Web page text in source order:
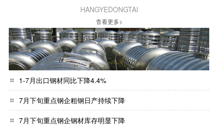
HANGYEDONGTAI
杳看更多>
1-7月出口钢材同比下降4.4%
7月下旬重点钢企粗钢日产持续下降
7月下旬重点钢企钢材库存明显下降